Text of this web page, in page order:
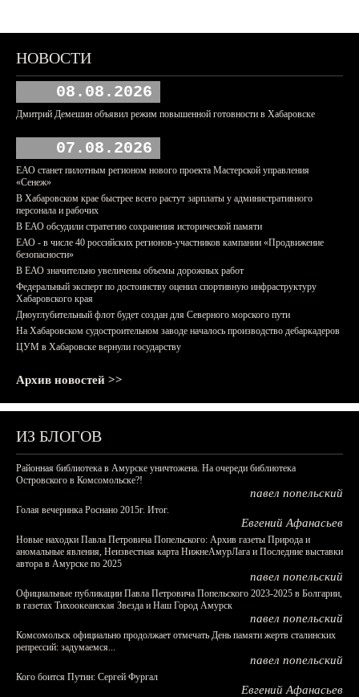
НОВОСТИ
08.08.2026
Дмитрий Демешин объявил режим повышенной готовности в Хабаровске
07.08.2026
ЕАО станет пилотным регионом нового проекта Мастерской управления
«Сенеж»
В Хабаровском крае быстрее всего растут зарплаты у административного
персонала и рабочих
В ЕАО обсудили стратегию сохранения исторической памяти
ЕАО - в числе 40 российских регионов-участников кампании «Продвижение
безопасности»
В ЕАО значительно увеличены объемы дорожных работ
Федеральный эксперт по достоинству оценил спортивную инфраструктуру
Хабаровского края
Дноуглубительный флот будет создан для Северного морского пути
На Хабаровском судостроительном заводе началось производство дебаркадеров
ЦУМ в Хабаровске вернули государству
Архив новостей >>
ИЗ БЛОГОВ
Районная библиотека в Амурске уничтожена. На очереди библиотека
Островского в Комсомольске?!
павел попельский
Голая вечеринка Роснано 2015г. Итог.
Евгений Афанасьев
Новые находки Павла Петровича Попельского: Архив газеты Природа и
аномальные явления, Неизвестная карта НижнеАмурЛага и Последние выставки
автора в Амурске по 2025
павел попельский
Официальные публикации Павла Петровича Попельского 2023-2025 в Болгарии,
в газетах Тихоокеанская Звезда и Наш Город Амурск
павел попельский
Комсомольск официально продолжает отмечать День памяти жертв сталинских
репрессий: задумаемся...
павел попельский
Кого боится Путин: Сергей Фургал
Евгений Афанасьев